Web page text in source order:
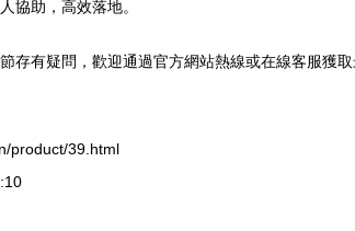
協助，高效落地。
有疑問，歡迎通過官方網站熱線或在線客服獲
product/39.html